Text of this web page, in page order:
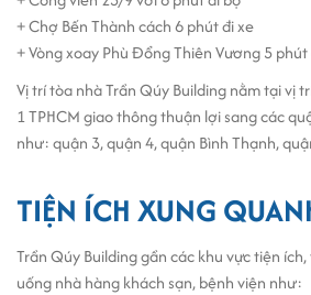
tại thị trường
cho thuê văn phòng Tp.HCM
Trần Quý Building
được thiết kế theo
building tốt gồm 1 hầm 6 tầng diện tích sàn
dụng thang máy tốc độ cao, hệ thống
chữa cháy tự động theo tiêu chuẩn an toàn
nam, nữ riêng biệt và sạch sẽ cho mỗi tầng.
chuyên nghiệp và lực lượng bảo vệ 24/24h.
+ Chợ Bến Thành cách 6 phút đi xe
+ Vòng xoay Phù Đổng Thiên Vương 5 phút
Vị trí tòa nhà Trần Qúy Building nằm tại vị
1 TPHCM giao thông thuận lợi sang các
như: quận 3, quận 4, quận Bình Thạnh,
TIỆN ÍCH XUNG
Trần Qúy Building gần các khu vực tiện
uống nhà hàng khách sạn, bệnh viện như: